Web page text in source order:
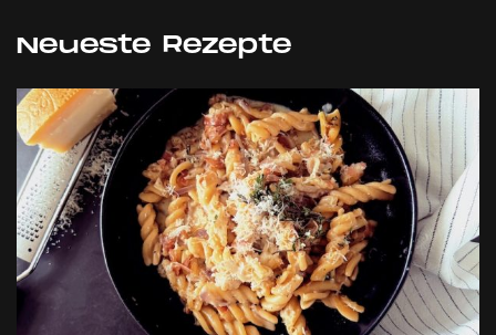
Neueste Rezepte